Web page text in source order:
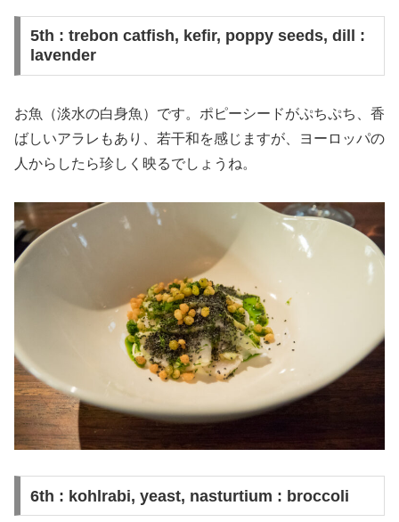
5th : trebon catfish, kefir, poppy seeds, dill :
lavender
お魚（淡水の白身魚）です。ポピーシードがぷちぷち、香
ばしいアラレもあり、若干和を感じますが、ヨーロッパの
人からしたら珍しく映るでしょうね。
6th : kohlrabi, yeast, nasturtium : broccoli